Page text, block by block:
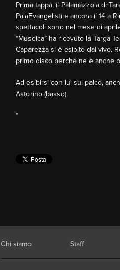
Prima tappa, il Palamazzola di
PalaEvangelisti e ancora il 14 a
spettacoli sono nel mese di
“Museica” ha ricevuto la Targa
Caparezza si è esibito dal vivo.
primo disco perché ne è anche
Ad esibirsi con lui sul palco,
Astorino (basso).
“
Chi siamo Staff